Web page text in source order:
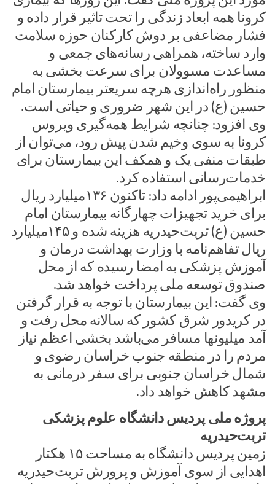
کرونا همه ابعاد زندگی را تحت تاثیر قرار داده و
فشار مضاعفی بر دوش کارکنان حوزه سلامت
وارد ساخته، همراهی رسانه‌های جمعی و
مساعدت مسوولان برای سرعت بخشی به
منظور راه‌اندازی هرچه سریعتر بیمارستان امام
حسین (ع) در این شهر ضروری و حیاتی است.
وی افزود: چنانچه شرایط همه‌گیری ویروس
کرونا به سوی وخیم شدن پیش رود، می‌توان از
طبقات منفی یک و همکف این بیمارستان برای
خدمات‌رسانی استفاده کرد.
ابراهیمی‌پور ادامه داد: تاکنون ۱۳۶میلیارد ریال
برای خرید تجهیزات چهارگانه بیمارستان امام
حسین (ع) تربت‌حیدریه هزینه شده و ۱۴۵میلیارد
ریال تفاهم‌نامه با وزارت بهداشت درمان و
آموزش پزشکی به امضا رسیده‌ که از محل
صندوق توسعه ملی پرداخت خواهد شد.
وی گفت: این بیمارستان با توجه به قرار گرفتن
در کریدور شرق کشور که سالانه محل رفت و
آمد میلیونها مسافر می‌باشد بخشی اعظم نیاز
مردم را در منطقه جنوب خراسان ‌رضوی و
شمال خراسان‌ جنوبی برای سفر درمانی به
مشهد کاهش خواهد داد.
پروژه ملی پردیس دانشگاه علوم پزشکی
تربت‌حیدریه
زمین پردیس دانشگاه به مساحت ۱۵ هکتار
اهدایی از سوی آموزش و پرورش تربت‌حیدریه